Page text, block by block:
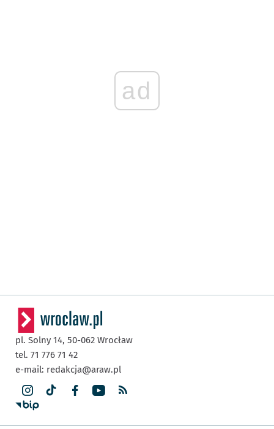
ad
pl. Solny 14, 50-062 Wrocław
tel. 71 776 71 42
e-mail: redakcja@araw.pl